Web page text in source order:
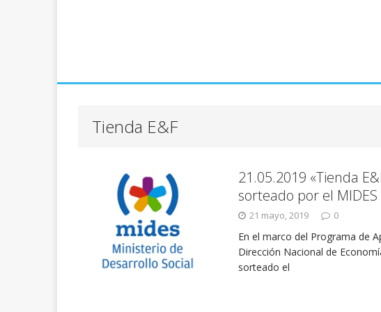
Tienda E&F
21.05.2019 «Tienda
sorteado por el MIDES
21 mayo, 2019 0
En el marco del Programa de
Dirección Nacional de
sorteado el